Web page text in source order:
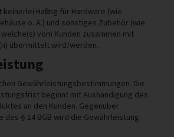
Haftung für Hardware (wie
o. Ä.) und sonstiges Zubehör (wie
vom Kunden zusammen mit
übermittelt wird/werden.
Gewährleistungsbestimmungen. Die
beginnt mit Aushändigung des
an den Kunden. Gegenüber
des § 14 BGB wird die Gewährleistung